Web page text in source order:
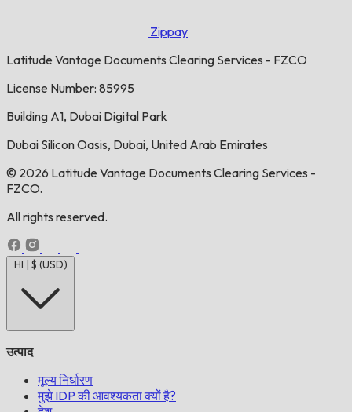
Zippay
Latitude Vantage Documents Clearing Services - FZCO
License Number: 85995
Building A1, Dubai Digital Park
Dubai Silicon Oasis, Dubai, United Arab Emirates
© 2026 Latitude Vantage Documents Clearing Services -
FZCO.
All rights reserved.
HI | $ (USD)
उत्पाद
मूल्य निर्धारण
मुझे IDP की आवश्यकता क्यों है?